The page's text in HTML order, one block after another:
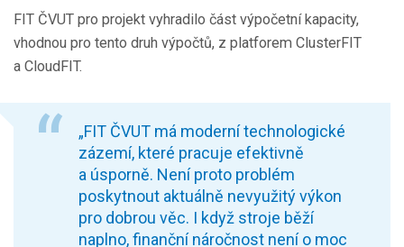
FIT ČVUT pro projekt vyhradilo část výpočetní kapacity,
vhodnou pro tento druh výpočtů, z platforem ClusterFIT
a CloudFIT.
„FIT ČVUT má moderní technologické
zázemí, které pracuje efektivně
a úsporně. Není proto problém
poskytnout aktuálně nevyužitý výkon
pro dobrou věc. I když stroje běží
naplno, finanční náročnost není o moc